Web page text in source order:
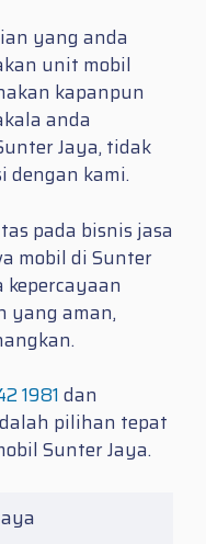
yang anda
unit mobil
kapanpun
anda
Jaya, tidak
dengan kami.
pada bisnis jasa
mobil di Sunter
kepercayaan
yang aman,
1981dan
pilihan tepat
Sunter Jaya.